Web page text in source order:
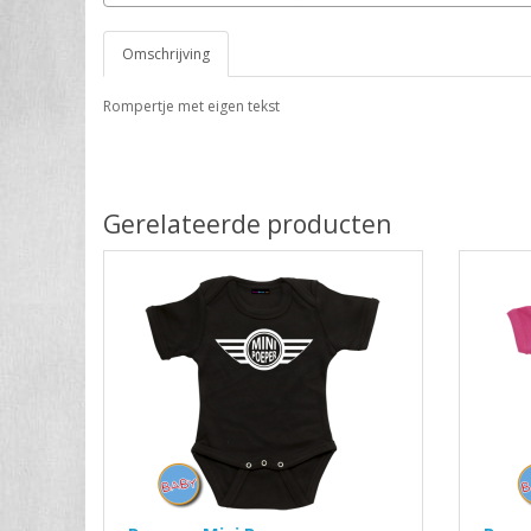
Omschrijving
Rompertje met eigen tekst
Gerelateerde producten